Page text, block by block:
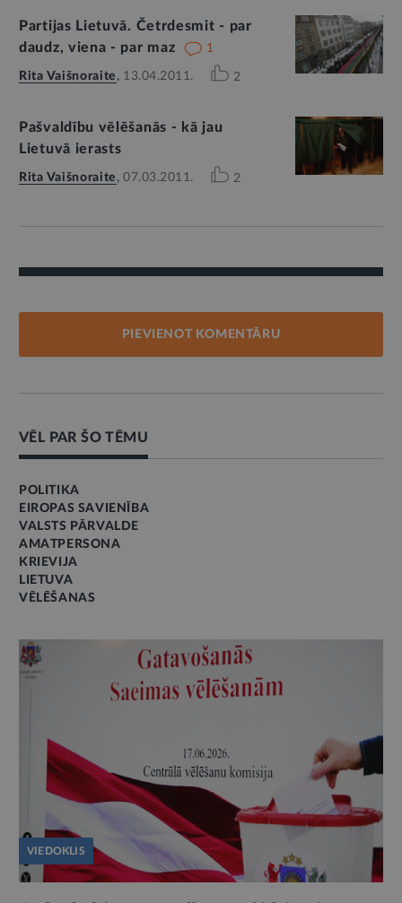
Partijas Lietuvā. Četrdesmit - par
daudz, viena - par maz
1
Rita Vaišnoraite , 13.04.2011. 2
Pašvaldību vēlēšanās - kā jau
Lietuvā ierasts
Rita Vaišnoraite ,07.03.2011. 2
PIEVIENOT KOMENTĀRU
VĒL PAR ŠO TĒMU
POLITIKA
EIROPAS SAVIENĪBA
VALSTS PĀRVALDE
AMATPERSONA
KRIEVIJA
LIETUVA
VĒLĒŠANAS
VIEDOKLIS